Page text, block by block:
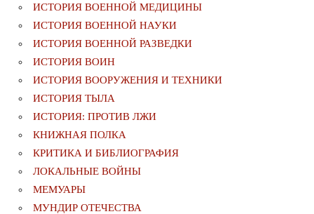
ИСТОРИЯ ВОЕННОЙ МЕДИЦИНЫ
ИСТОРИЯ ВОЕННОЙ НАУКИ
ИСТОРИЯ ВОЕННОЙ РАЗВЕДКИ
ИСТОРИЯ ВОИН
ИСТОРИЯ ВООРУЖЕНИЯ И ТЕХНИКИ
ИСТОРИЯ ТЫЛА
ИСТОРИЯ: ПРОТИВ ЛЖИ
КНИЖНАЯ ПОЛКА
КРИТИКА И БИБЛИОГРАФИЯ
ЛОКАЛЬНЫЕ ВОЙНЫ
МЕМУАРЫ
МУНДИР ОТЕЧЕСТВА